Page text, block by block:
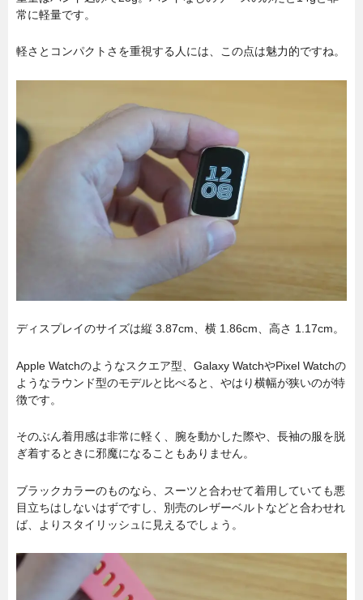
常に軽量です。
軽さとコンパクトさを重視する人には、この点は魅力的ですね。
ディスプレイのサイズは縦 3.87cm、横 1.86cm、高さ 1.17cm。
Apple Watchのようなスクエア型、Galaxy WatchやPixel Watchの
ようなラウンド型のモデルと比べると、やはり横幅が狭いのが特
徴です。
そのぶん着用感は非常に軽く、腕を動かした際や、長袖の服を脱
ぎ着するときに邪魔になることもありません。
ブラックカラーのものなら、スーツと合わせて着用していても悪
目立ちはしないはずですし、別売のレザーベルトなどと合わせれ
ば、よりスタイリッシュに見えるでしょう。